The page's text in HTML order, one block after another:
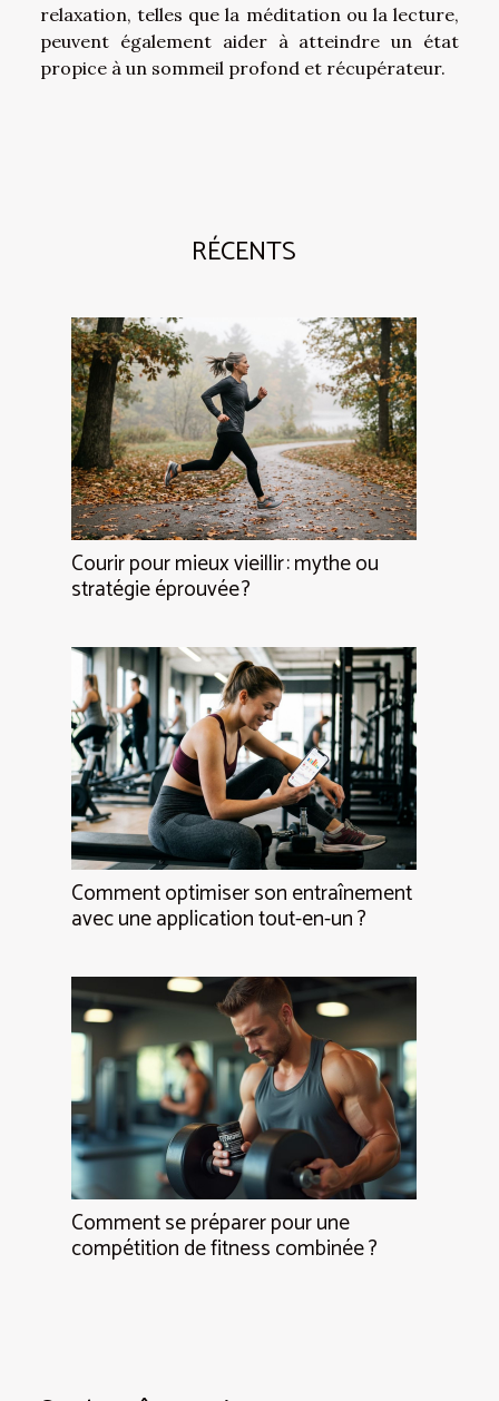
relaxation, telles que la méditation ou la lecture,
peuvent également aider à atteindre un état
propice à un sommeil profond et récupérateur.
RÉCENTS
Courir pour mieux vieillir : mythe ou
stratégie éprouvée ?
Comment optimiser son entraînement
avec une application tout-en-un ?
Comment se préparer pour une
compétition de fitness combinée ?